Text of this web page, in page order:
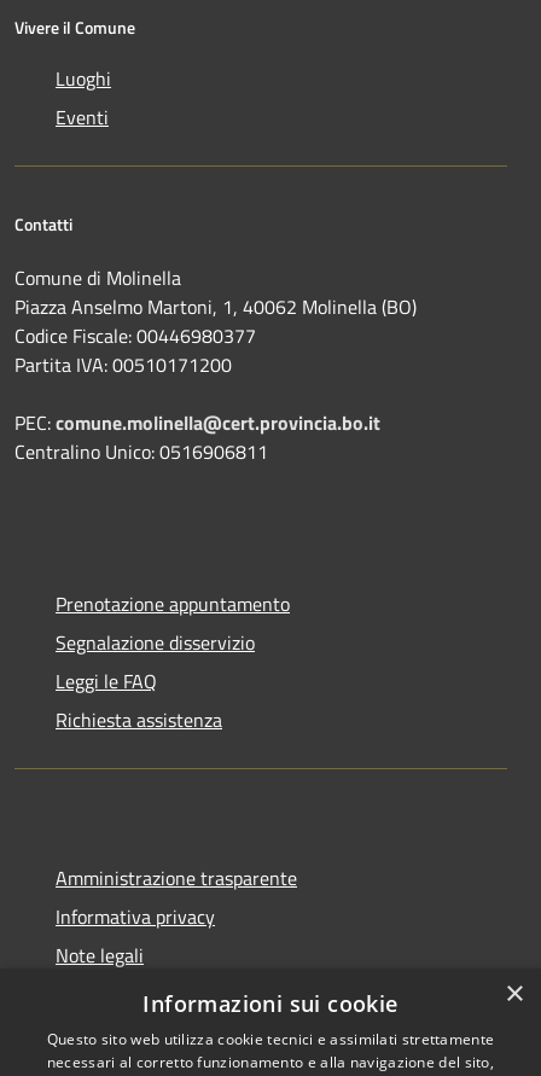
Vivere il Comune
Luoghi
Eventi
Contatti
Comune di Molinella
Piazza Anselmo Martoni, 1, 40062 Molinella (BO)
Codice Fiscale: 00446980377
Partita IVA: 00510171200
PEC:comune.molinella@cert.provincia.bo.it
Centralino Unico: 0516906811
Prenotazione appuntamento
Segnalazione disservizio
Leggi le FAQ
Richiesta assistenza
Amministrazione trasparente
Informativa privacy
Note legali
Dichiarazione di accessibilità
×
Informazioni sui cookie
Questo sito web utilizza cookie tecnici e assimilati strettamente
necessari al corretto funzionamento e alla navigazione del sito,